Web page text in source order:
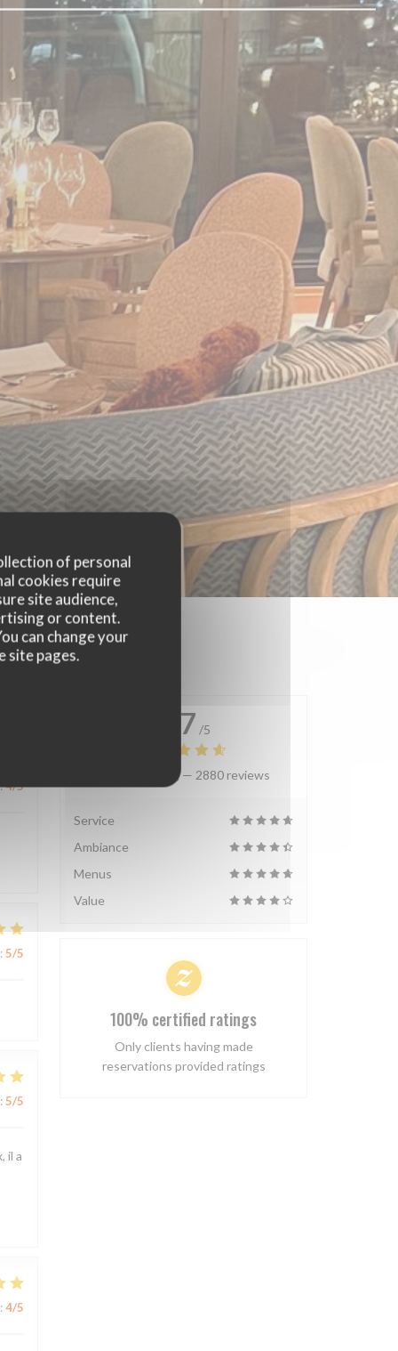
of personal
cookies require
site audience,
or content.
can change your
site pages.
4/5
: 5/5
: 5/5
il a
: 4/5
4.7 /5
Average rating — 2880 reviews
Service
Ambiance
Menus
Value
100% certified ratings
Only clients having made
reservations provided ratings